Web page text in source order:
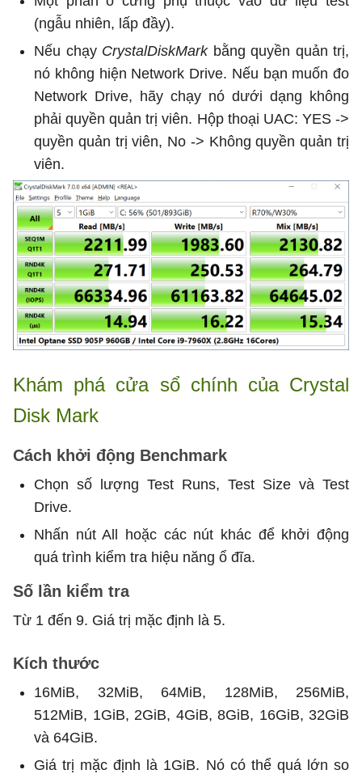
(ngẫu nhiên, lấp đầy).
Nếu chạy CrystalDiskMark bằng quyền quản trị,
nó không hiện Network Drive. Nếu bạn muốn đo
Network Drive, hãy chạy nó dưới dạng không
phải quyền quản trị viên. Hộp thoại UAC: YES ->
quyền quản trị viên, No -> Không quyền quản trị
viên.
Khám phá cửa sổ chính của Crystal
Disk Mark
Cách khởi động Benchmark
Chọn số lượng Test Runs, Test Size và Test
Drive.
Nhấn nút All hoặc các nút khác để khởi động
quá trình kiểm tra hiệu năng ổ đĩa.
Số lần kiểm tra
Từ 1 đến 9. Giá trị mặc định là 5.
Kích thước
16MiB, 32MiB, 64MiB, 128MiB, 256MiB,
512MiB, 1GiB, 2GiB, 4GiB, 8GiB, 16GiB, 32GiB
và 64GiB.
Giá trị mặc định là 1GiB. Nó có thể quá lớn so